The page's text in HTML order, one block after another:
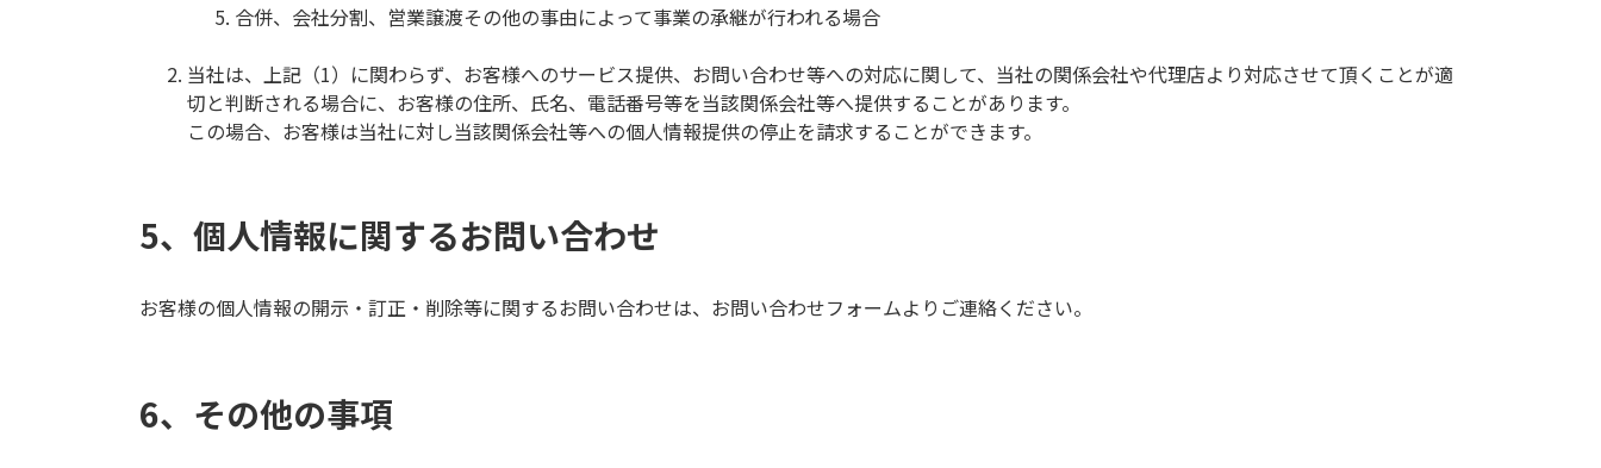
合併、会社分割、営業譲渡その他の事由によって事業の承継が行われる場合
当社は、上記（1）に関わらず、お客様へのサービス提供、お問い合わせ等への対応に関して、当社の関係会社や代理店より対応させて頂くことが適
切と判断される場合に、お客様の住所、氏名、電話番号等を当該関係会社等へ提供することがあります。
この場合、お客様は当社に対し当該関係会社等への個人情報提供の停止を請求することができます。
5、個人情報に関するお問い合わせ
お客様の個人情報の開示・訂正・削除等に関するお問い合わせは、お問い合わせフォームよりご連絡ください。
6、その他の事項